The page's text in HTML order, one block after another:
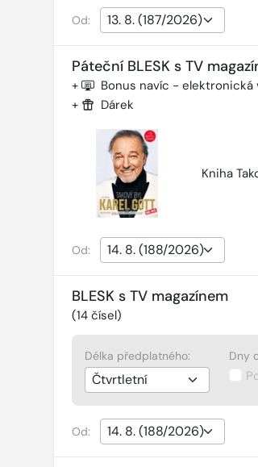
Od:
Páteční BLESK s TV
+ Bonus navíc - elektronická
+ Dárek
Kniha
Od:
BLESK s TV magazínem
(14čísel)
Délka předplatného: Dny
Od: